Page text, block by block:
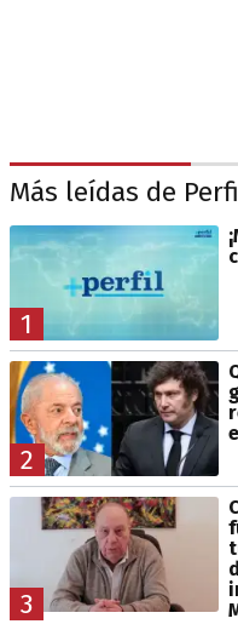
Más leídas de
1
2
3